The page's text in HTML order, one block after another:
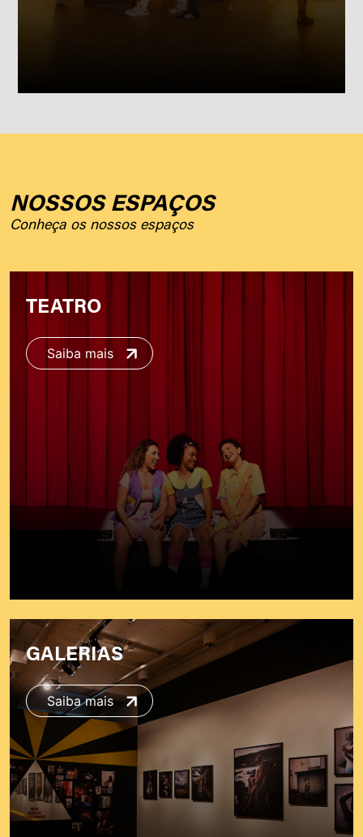
NOSSOS ESPAÇOS
Conheça os nossos espaços
TEATRO
Saiba mais
GALERIAS
Saiba mais